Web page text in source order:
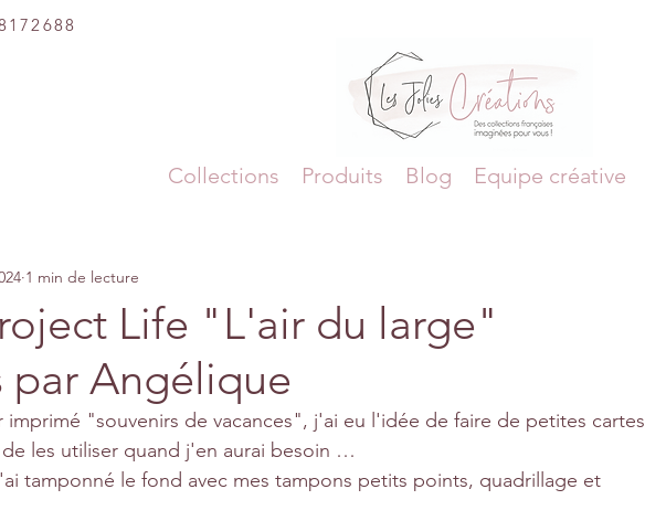
Collections Produits Blog Equipe créative
Life "L'air du large"
par Angélique
1 min de lecture
imprimé "souvenirs de vacances", j'ai eu l'idée de faire de petites cartes
de les utiliser quand j'en aurai besoin …
tamponné le fond avec mes tampons petits points, quadrillage et